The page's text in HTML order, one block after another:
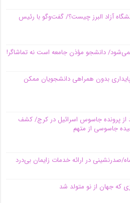
آزاد البرز چیست؟/ گفت‌وگو با رئیس
دانشجو مؤذن جامعه است نه تماشاگر!
بدون همراهی دانشجویان ممکن
از پرونده جاسوس اسرائیل در کرج/‌ کشف
جاسوسی از متهم
که جهان از نو متولد شد